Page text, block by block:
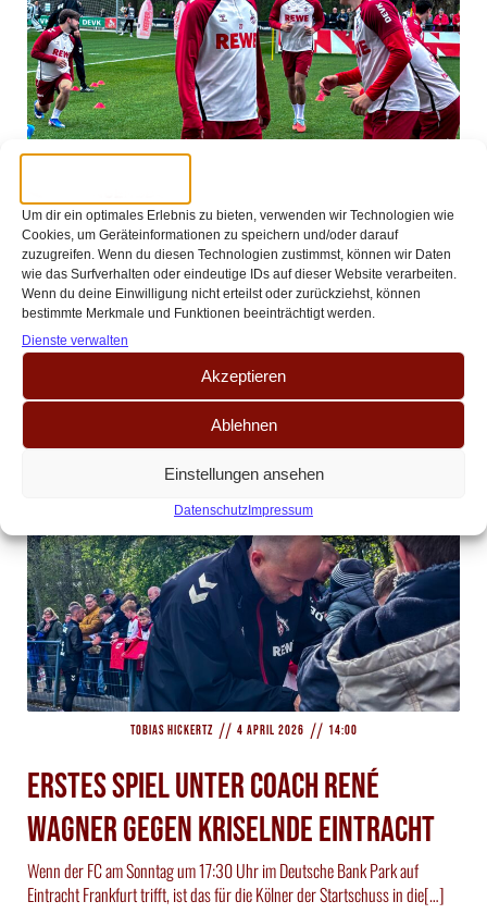
Um dir ein optimales Erlebnis zu bieten, verwenden wir Technologien wie
Cookies, um Geräteinformationen zu speichern und/oder darauf
zuzugreifen. Wenn du diesen Technologien zustimmst, können wir Daten
wie das Surfverhalten oder eindeutige IDs auf dieser Website verarbeiten.
Wenn du deine Einwilligung nicht erteilst oder zurückziehst, können
bestimmte Merkmale und Funktionen beeinträchtigt werden.
Dienste verwalten
Akzeptieren
Ablehnen
Einstellungen ansehen
Datenschutz Impressum
Leih-Juwel mit schwerem Stand in
Köln – Felipe Chávez vor ungewisser
Zukunft
Da staunten einige FC-Anhänger nicht schlecht, als der FC kurz vor Ende
des Wintertransferfensters die Verpflichtung von Felipe Chávez vom FC
Bayern München bekanntgab. Das[…]
Tobias Hickertz // 4 April 2026 // 14:00
Erstes Spiel unter Coach René
Wagner gegen kriselnde Eintracht
Wenn der FC am Sonntag um 17:30 Uhr im Deutsche Bank Park auf
Eintracht Frankfurt trifft, ist das für die Kölner der Startschuss in die[…]